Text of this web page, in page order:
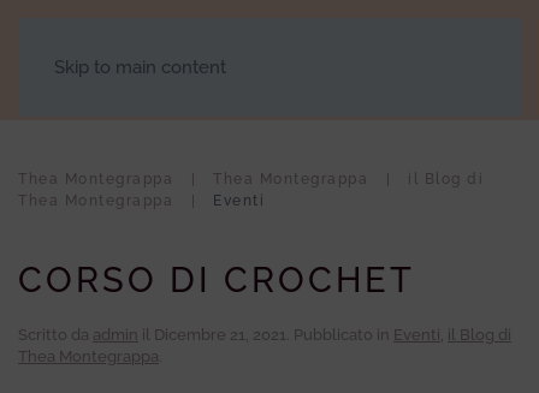
Skip to main content
Thea Montegrappa Thea Montegrappa
il Blog di
Thea Montegrappa
Eventi
CORSO DI CROCHET
Scritto da admin il Dicembre 21, 2021. Pubblicato in Eventi, il Blog di
Thea Montegrappa.